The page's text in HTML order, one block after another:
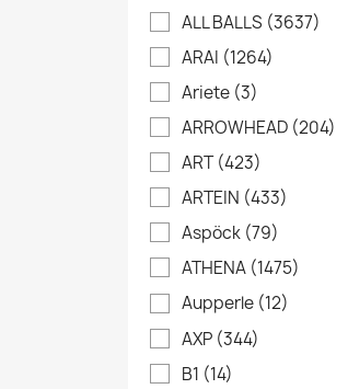
ALL BALLS (3637)
ARAI (1264)
Ariete (3)
ARROWHEAD (204)
ART(423)
ARTEIN (433)
Aspöck (79)
ATHENA (1475)
Aupperle (12)
AXP (344)
B1 (14)